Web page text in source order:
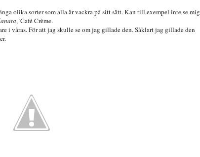
olika sorter som alla är vackra på sitt sätt. Kan till exempel inte se mig
, 'Café Crème.
i våras. För att jag skulle se om jag gillade den. Såklart jag gillade den